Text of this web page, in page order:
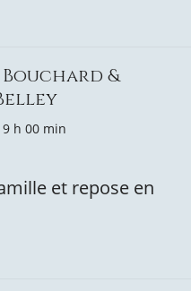
Bouchard &
h 00 min
et repose en